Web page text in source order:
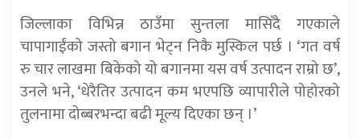
जिल्लाका विभिन्न ठाउँमा सुन्तला मासिँदै गएकाले
चापागाईंको जस्तो बगान भेट्न निकै मुस्किल पर्छ । ‘गत वर्ष
रु चार लाखमा बिकेको यो बगानमा यस वर्ष उत्पादन राम्रो छ’,
उनले भने, ‘धेरैतिर उत्पादन कम भएपछि व्यापारीले पोहोरको
तुलनामा दोब्बरभन्दा बढी मूल्य दिएका छन् ।’